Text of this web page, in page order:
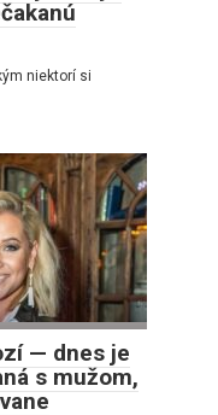
niektorí si
— dnes je
s mužom,